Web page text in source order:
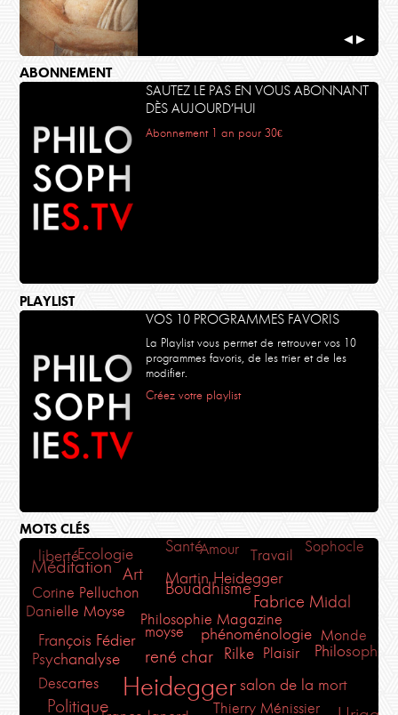
◀ ▶
ABONNEMENT
SAUTEZ LE PAS EN VOUS ABONNANT
DÈS AUJOURD’HUI
Abonnement 1 an pour 30€
PLAYLIST
VOS 10 PROGRAMMES FAVORIS
La Playlist vous permet de retrouver vos 10
programmes favoris, de les trier et de les
modifier.
Créez votre playlist
MOTS CLÉS
libertéEcologie SantéAmour Travail Sophocle
Méditation Art Martin Heidegger
Corine Pelluchon Bouddhisme
Fabrice Midal
Danielle Moyse
Philosophie Magazine
François Fédier moyse phénoménologie Monde
Psychanalyse rené char Rilke Plaisir
Philosophia
Descartes
Heideggersalon de la mort
Politique Thierry Ménissier